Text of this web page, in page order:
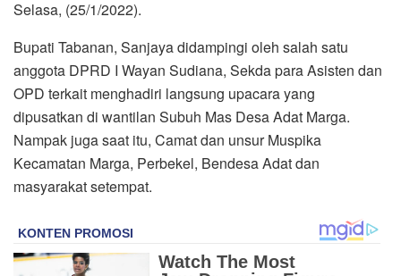
Selasa, (25/1/2022).
Bupati Tabanan, Sanjaya didampingi oleh salah satu
anggota DPRD I Wayan Sudiana, Sekda para Asisten dan
OPD terkait menghadiri langsung upacara yang
dipusatkan di wantilan Subuh Mas Desa Adat Marga.
Nampak juga saat itu, Camat dan unsur Muspika
Kecamatan Marga, Perbekel, Bendesa Adat dan
masyarakat setempat.